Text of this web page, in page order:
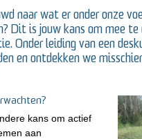
naar wat er onder onze
Dit is jouw kans om mee
Onder leiding van een
en ontdekken we
kans om actief
aan